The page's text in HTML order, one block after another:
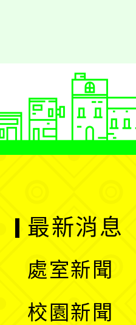
最新消息
處室新聞
校園新聞